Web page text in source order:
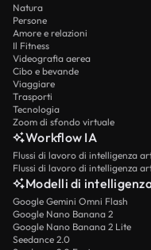
Natura
Persone
Amore e relazioni
Il Fitness
Videografia aerea
Cibo e bevande
Viaggiare
Trasporti
Tecnologia
Zoom di sfondo virtuale
Workflow IA
Flussi di lavoro di intelligenza
Modelli di
Google Gemini Omni Flash
Google Nano Banana 2
Google Nano Banana 2 Lite
Seedance 2.0